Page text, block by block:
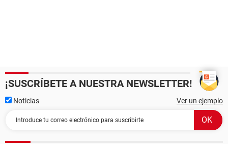
¡SUSCRÍBETE A NUESTRA NEWSLETTER!
Noticias Ver un ejemplo